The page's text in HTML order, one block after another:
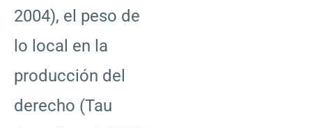
2004), el peso de
lo local en la
producción del
derecho (Tau